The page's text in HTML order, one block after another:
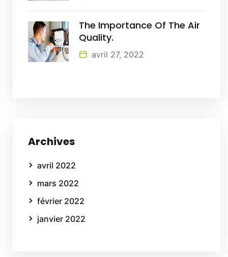
The Importance Of The Air
Quality.
avril 27, 2022
Archives
avril 2022
mars 2022
février 2022
janvier 2022